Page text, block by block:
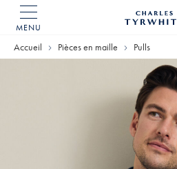
MENU
Tyrwhitt
Accueil Pièces en maille Pulls